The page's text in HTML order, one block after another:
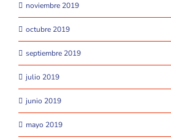
noviembre 2019
octubre 2019
septiembre 2019
julio 2019
junio 2019
mayo 2019